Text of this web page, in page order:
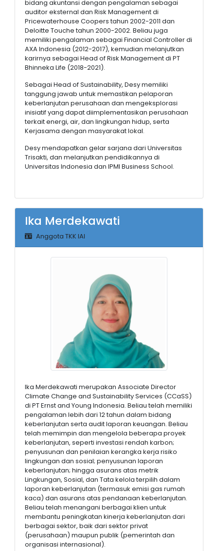
bidang akuntansi dengan pengalaman sebagai
auditor eksternal dan Risk Management di
Pricewaterhouse Coopers tahun 2002-2011 dan
Deloitte Touche tahun 2000-2002. Beliau juga
memiliki pengalaman sebagai Financial Controller di
AXA Indonesia (2012-2017), kemudian melanjutkan
karirnya sebagai Head of Risk Management di PT
Bhinneka Life (2018-2021).
Sebagai Head of Sustainability, Desy memiliki
tanggung jawab untuk memastikan pelaporan
keberlanjutan perusahaan dan mengeksplorasi
inisiatif yang dapat diimplementasikan perusahaan
terkait energi, air, dan lingkungan hidup, serta
Kerjasama dengan masyarakat lokal.
Desy mendapatkan gelar sarjana dari Universitas
Trisakti, dan melanjutkan pendidikannya di
Universitas Indonesia dan IPMI Business School.
Ika Merdekawati
Anggota TKK IAI
Ika Merdekawati merupakan Associate Director
Climate Change and Sustainability Services (CCaSS)
di PT Ernst and Young Indonesia. Beliau telah memiliki
pengalaman lebih dari 12 tahun dalam bidang
keberlanjutan serta audit laporan keuangan. Beliau
telah memimpin dan mengelola beberapa proyek
keberlanjutan, seperti investasi rendah karbon;
penyusunan dan penilaian kerangka kerja risiko
lingkungan dan sosial; penyusunan laporan
keberlanjutan; hingga asurans atas metrik
Lingkungan, Sosial, dan Tata kelola terpilih dalam
laporan keberlanjutan (termasuk emisi gas rumah
kaca) dan asurans atas pendanaan keberlanjutan.
Beliau telah menangani berbagai klien untuk
membantu peningkatan kinerja keberlanjutan dari
berbagai sektor, baik dari sektor privat
(perusahaan) maupun publik (pemerintah dan
organisasi internasional).